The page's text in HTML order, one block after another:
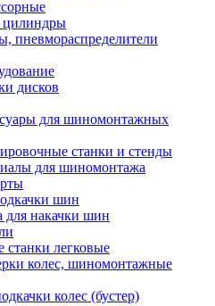
цилиндры
пневмораспределители
дисков
для шиномонтажных
станки и стенды
для шиномонтажа
шин
для накачки шин
легковые
колес, шиномонтажные
колес (бустер)